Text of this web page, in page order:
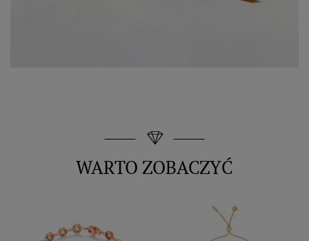
WARTO ZOBACZYĆ